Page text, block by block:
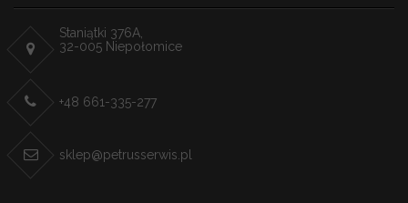
Staniątki 376A,
32-005 Niepołomice
+48 661-335-277
sklep@petrusserwis.pl